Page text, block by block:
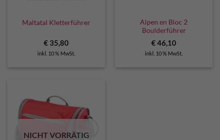
Maltatal Kletterführer
€ 35,80
inkl. 10 % MwSt.
Alpen en Bloc 2
Boulderführer
€46,10
inkl. 10 % MwSt.
NICHT VORRÄTIG